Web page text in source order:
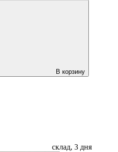
В корзину
склад, 3 дня